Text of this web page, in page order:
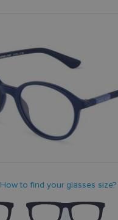
How to find your glasses size?